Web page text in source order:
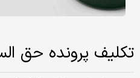
تکلیف پرونده